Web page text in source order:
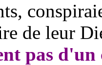
de leur
pas